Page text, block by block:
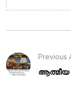
Previous
ആത്മീയ